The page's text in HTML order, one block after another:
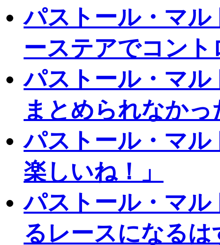
パストール・マ
ーステアでコン
パストール・マル
まとめられなかっ
パストール・マ
楽しいね！」
パストール・マ
るレースになるは